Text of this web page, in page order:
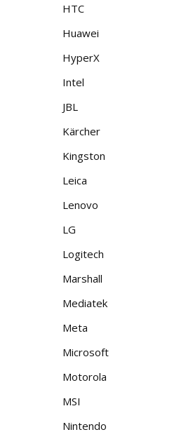
HTC
Huawei
HyperX
Intel
JBL
Kärcher
Kingston
Leica
Lenovo
LG
Logitech
Marshall
Mediatek
Meta
Microsoft
Motorola
MSI
Nintendo